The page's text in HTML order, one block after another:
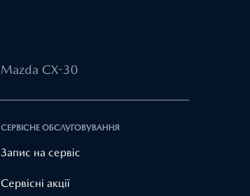
Mazda CX-30
СЕРВІСНЕ ОБСЛУГОВУВАННЯ
Запис на сервіс
Cервісні акції